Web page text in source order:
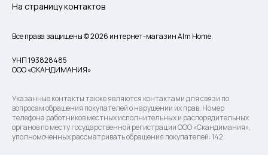
На страницу контактов
Все права защищены © 2026 интернет-магазин Alm Home.
УНП 193828485
ООО «СКАНДИМАНИЯ»
Указанные контакты также являются контактами для связи по
вопросам обращения покупателей о нарушении их прав. Номер
телефона работников местных исполнительных и распорядительных
органов по месту государственной регистрации ООО «Скандимания»,
уполномоченных рассматривать обращения покупателей: 142.